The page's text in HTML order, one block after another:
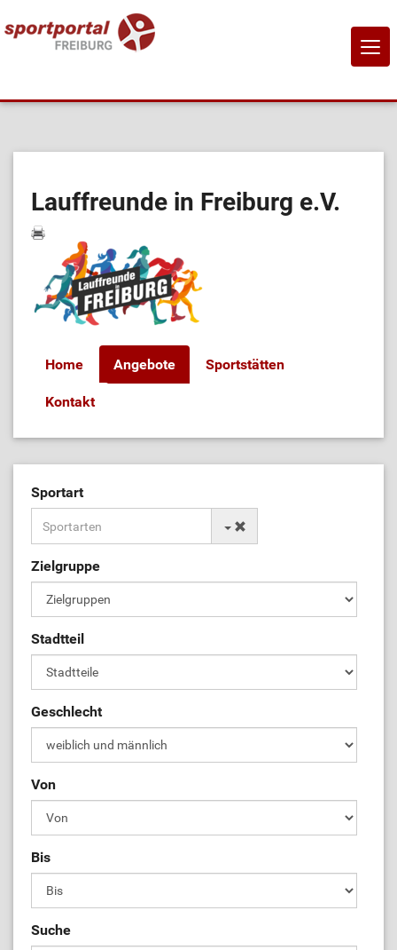
Sportanbietende
Sportstätten
Lauffreunde in Freiburg e.V.
Home Angebote Sportstätten
Kontakt
Sportart
Zielgruppe
Stadtteil
Geschlecht
Von
Bis
Suche